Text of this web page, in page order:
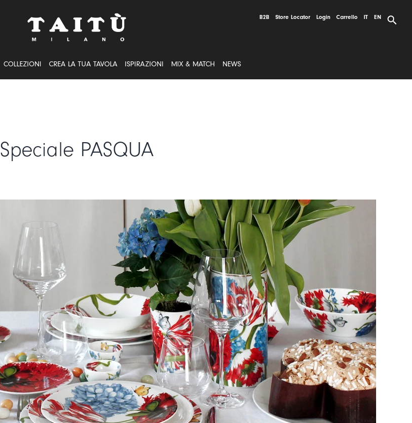
B2B Store Locator Login Carrello IT EN
COLLEZIONI CREA LA TUA TAVOLA ISPIRAZIONI MIX & MATCH NEWS
Speciale PASQUA